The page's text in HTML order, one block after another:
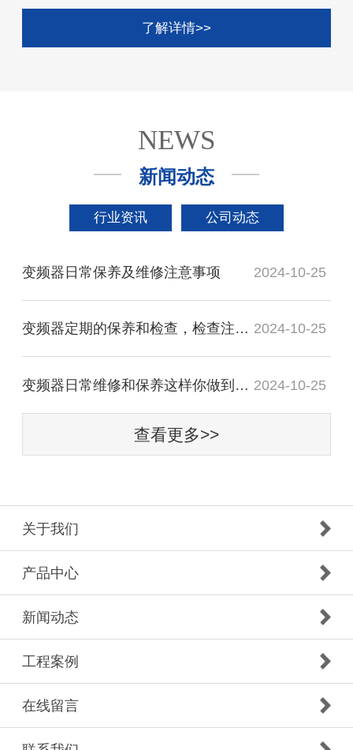
了解详情>>
NEWS
新闻动态
行业资讯 公司动态
变频器日常保养及维修注意事项 2024-10-25
变频器定期的保养和检查，检查注意事项及检查项目 2024-10-25
变频器日常维修和保养这样你做到了吗？ 2024-10-25
查看更多>>
关于我们
产品中心
新闻动态
工程案例
在线留言